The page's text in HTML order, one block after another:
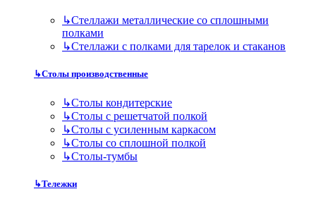
↳Стеллажи металлические со сплошными
полками
↳Стеллажи с полками для тарелок и стаканов
↳Столы производственные
↳Столы кондитерские
↳Столы с решетчатой полкой
↳Столы с усиленным каркасом
↳Столы со сплошной полкой
↳Столы-тумбы
↳Тележки